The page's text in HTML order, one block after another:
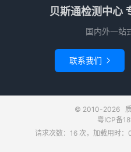
贝斯通检测中心
国内外一站
联系我们 
© 2010-2026
粤ICP备
请求次数：16 次，加载用时